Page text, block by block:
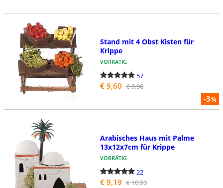
-3%
Stand mit 4 Obst Kisten für
Krippe
VORRÄTIG
57
€ 9,60 € 9,90
Arabisches Haus mit Palme
13x12x7cm für Krippe
VORRÄTIG
22
€ 9,19 € 10,90